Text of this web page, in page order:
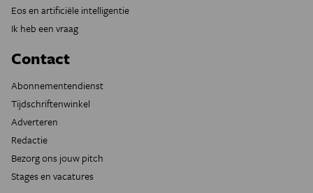
Eos en artificiële intelligentie
Ik heb een vraag
Contact
Abonnementendienst
Tijdschriftenwinkel
Adverteren
Redactie
Bezorg ons jouw pitch
Stages en vacatures